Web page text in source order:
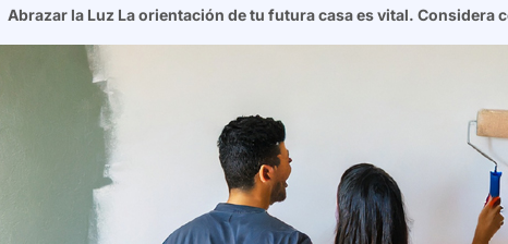
Abrazar la Luz La orientación de tu futura casa es vital. Considera